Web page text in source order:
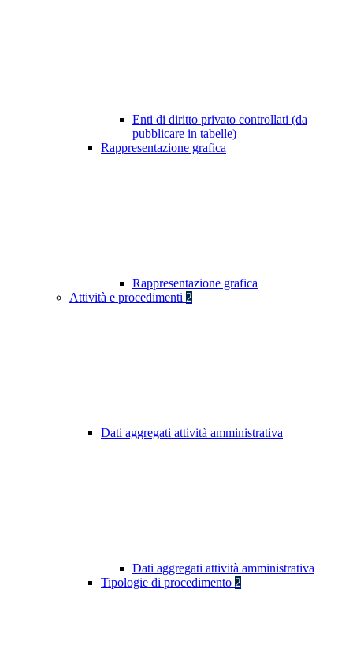
Enti di diritto privato controllati (da
pubblicare in tabelle)
Rappresentazione grafica
Rappresentazione grafica
Attività e procedimenti 2
Dati aggregati attività amministrativa
Dati aggregati attività amministrativa
Tipologie di procedimento 2